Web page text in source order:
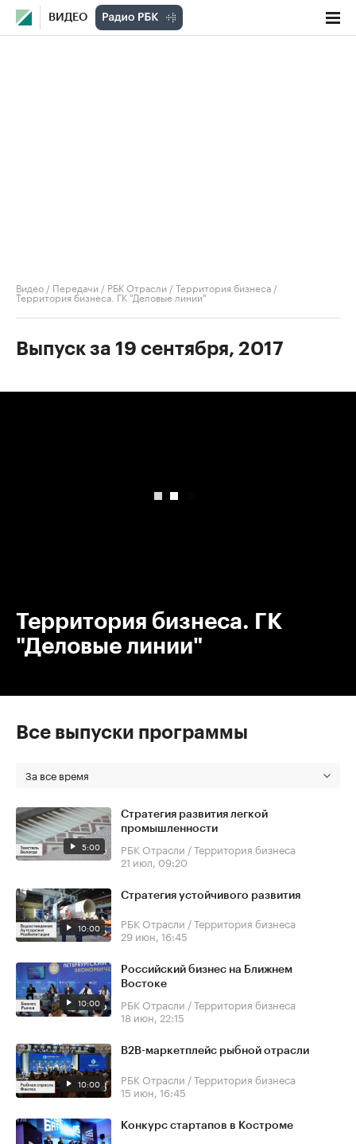
ВИДЕО
Видео / Передачи / РБК Отрасли / Территория бизнеса /
Территория бизнеса. ГК "Деловые линии"
Выпуск за 19 сентября, 2017
Территория бизнеса. ГК
"Деловые линии"
Все выпуски программы
За все время
5:00
Стратегия развития легкой
промышленности
РБК Отрасли / Территория бизнеса
21 июл, 09:20
10:00
Стратегия устойчивого развития
РБК Отрасли / Территория бизнеса
29 июн, 16:45
10:00
Российский бизнес на Ближнем
Востоке
РБК Отрасли / Территория бизнеса
18 июн, 22:15
10:00
В2В-маркетплейс рыбной отрасли
РБК Отрасли / Территория бизнеса
15 июн, 16:45
Конкурс стартапов в Костроме